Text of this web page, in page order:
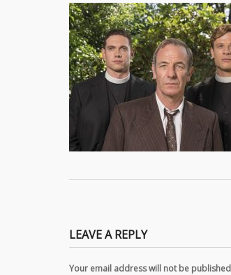
LEAVE A REPLY
Your email address will not be